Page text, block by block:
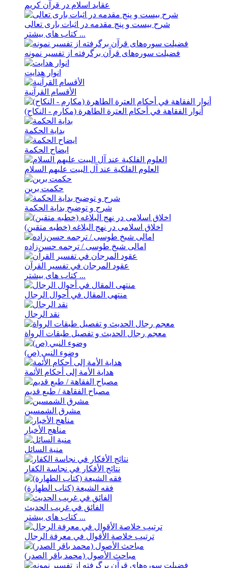
عقاید اسلام در قرآن کریم
شرح بیست و پنج مقدمه در اثبات باری تعالی
کتاب های بیشتر ...
فضيلت سوره‌های قرآن برگرفته از تفسير نمونه
انوار هدايت
الأقسام القرآنية
أنوار الفقاهة في أحکام العترة الطاهرة (مکارم - النکاح)
بدایة الحکمة
ایضاح الحکمة
العلوم الفلکیة عند آل البیت علیهم السلام
حکمت برین
شرح و توضیح بدایة الحکمة
اخلاق اسلامی در نهج البلاغه (خطبه متقین)
امالی شیخ طوسی / ترجمه حسن‌زاده
عقود المرجان في تفسیر القرآن
کتاب های بیشتر ...
منتهی المقال في أحوال الرجال
نقد الرجال
معجم رجال الحدیث و تفصیل طبقات الرواة
وضوء النبي (ص)
هدایة الأمة إلی أحکام الأئمة
مصباح الفقاهة / طبع قدیم
مشرق الشمسین
مناهج الأخبار
منیة السائل
نتائج الأفکار في نجاسة الکفار
فقه الشیعة (کتاب الطهارة)
الفائق في غريب الحديث
کتاب های بیشتر ...
ترتيب خلاصة الأقوال في معرفة الرجال
مباحث الأصول (محمد باقر الصدر)